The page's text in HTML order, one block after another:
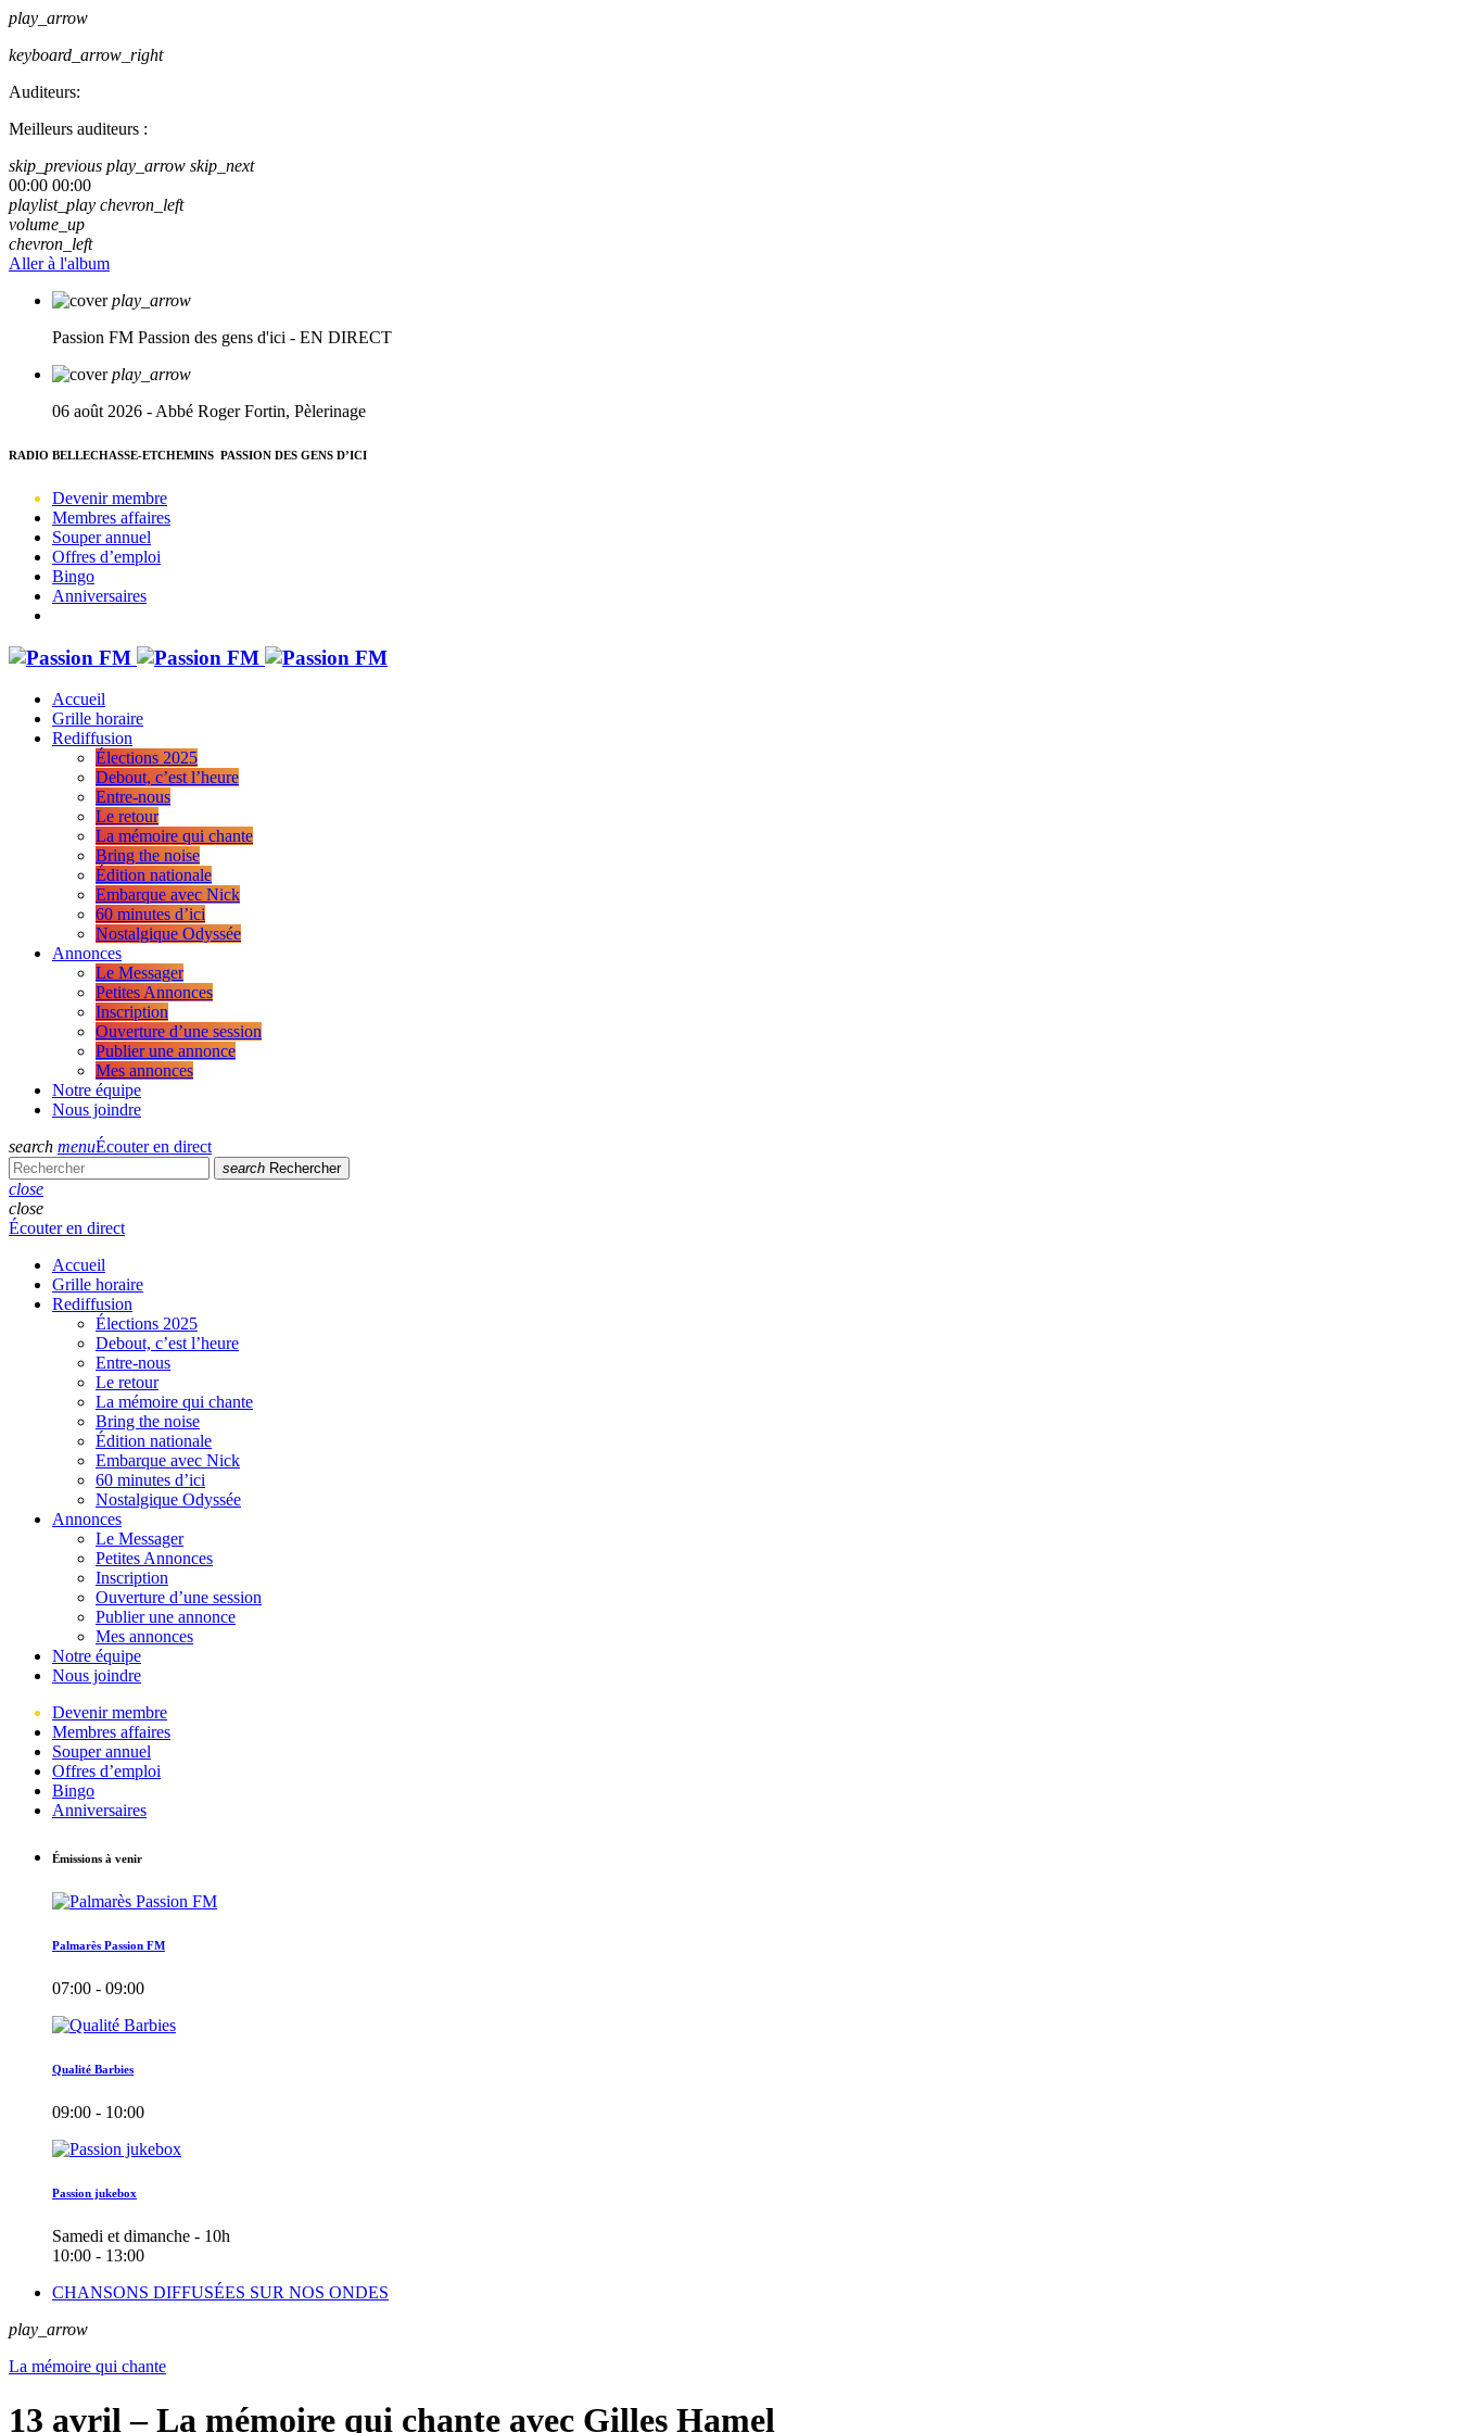
play_arrow
keyboard_arrow_right
Auditeurs:
Meilleurs auditeurs :
skip_previous play_arrow skip_next
00:00 00:00
playlist_play chevron_left
volume_up
chevron_left
Aller à l'album
play_arrow
Passion FM Passion des gens d'ici - EN DIRECT
play_arrow
06 août 2026 - Abbé Roger Fortin, Pèlerinage
RADIO BELLECHASSE-ETCHEMINS PASSION DES GENS D’ICI
Devenir membre
Membres affaires
Souper annuel
Offres d’emploi
Bingo
Anniversaires
Accueil
Grille horaire
Rediffusion
Élections 2025
Debout, c’est l’heure
Entre-nous
Le retour
La mémoire qui chante
Bring the noise
Édition nationale
Embarque avec Nick
60 minutes d’ici
Nostalgique Odyssée
Annonces
Le Messager
Petites Annonces
Inscription
Ouverture d’une session
Publier une annonce
Mes annonces
Notre équipe
Nous joindre
search menuÉcouter en direct
search Rechercher
close
close
Écouter en direct
Accueil
Grille horaire
Rediffusion
Élections 2025
Debout, c’est l’heure
Entre-nous
Le retour
La mémoire qui chante
Bring the noise
Édition nationale
Embarque avec Nick
60 minutes d’ici
Nostalgique Odyssée
Annonces
Le Messager
Petites Annonces
Inscription
Ouverture d’une session
Publier une annonce
Mes annonces
Notre équipe
Nous joindre
Devenir membre
Membres affaires
Souper annuel
Offres d’emploi
Bingo
Anniversaires
Émissions à venir
Palmarès Passion FM
07:00 - 09:00
Qualité Barbies
09:00 - 10:00
Passion jukebox
Samedi et dimanche - 10h
10:00 - 13:00
CHANSONS DIFFUSÉES SUR NOS ONDES
play_arrow
La mémoire qui chante
13 avril – La mémoire qui chante avec Gilles Hamel